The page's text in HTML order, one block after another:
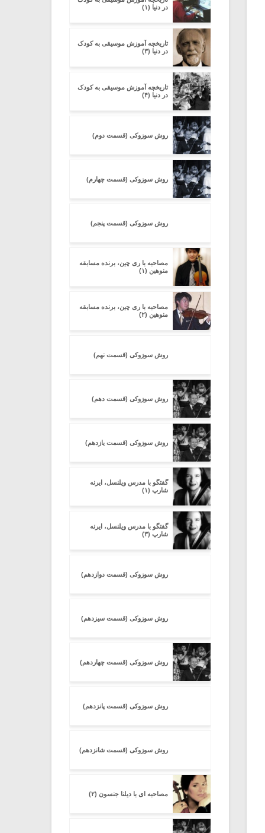
در دنیا (۱)
تاریخچه آموزش موسیقی به کودک
در دنیا (۳)
تاریخچه آموزش موسیقی به کودک
در دنیا (۴)
روش سوزوکی (قسمت دوم)
روش سوزوکی (قسمت چهارم)
روش سوزوکی (قسمت پنجم)
مصاحبه با ری چین، برنده مسابقه
منوهین (۱)
مصاحبه با ری چین، برنده مسابقه
منوهین (۲)
روش سوزوکی (قسمت نهم)
روش سوزوکی (قسمت دهم)
روش سوزوکی (قسمت یازدهم)
گفتگو با مدرس ویلنسل، ایرنه
شارپ (۱)
گفتگو با مدرس ویلنسل، ایرنه
شارپ (۳)
روش سوزوکی (قسمت دوازدهم)
روش سوزوکی (قسمت سیزدهم)
روش سوزوکی (قسمت چهاردهم)
روش سوزوکی (قسمت پانزدهم)
روش سوزوکی (قسمت شانزدهم)
مصاحبه ای با دیلنا جنسون (۲)